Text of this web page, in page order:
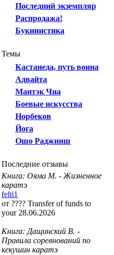
Последний экземпляр
Распродажа!
Букинистика
Темы
Кастанеда, путь воина
Адвайта
Мантэк Чиа
Боевые искусства
Норбеков
Йога
Ошо Раджниш
Последние отзывы
Книга: Ояма М. - Жизненное
каратэ
felti1
от ???? Transfer of funds to
your 28.06.2026
Книга: Дащинский В. -
Правила соревнований по
кекушин каратэ